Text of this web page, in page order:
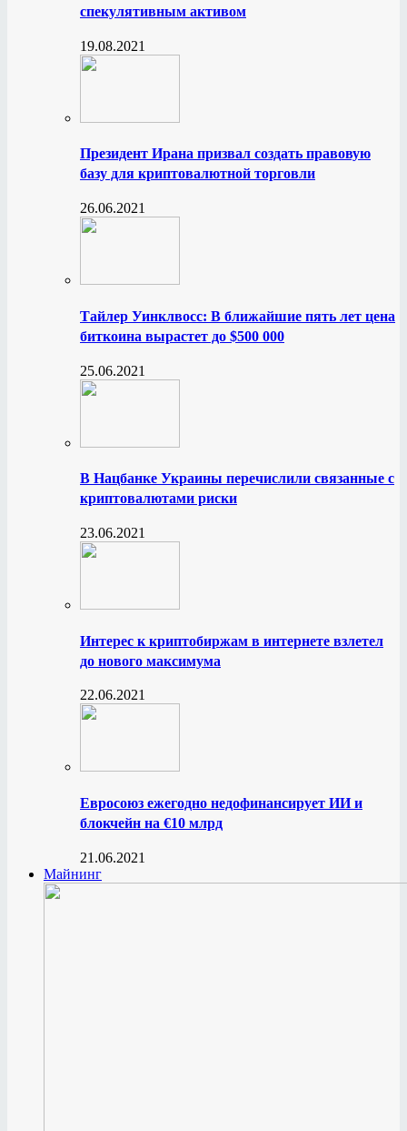
спекулятивным активом
19.08.2021
Президент Ирана призвал создать правовую
базу для криптовалютной торговли
26.06.2021
Тайлер Уинклвосс: В ближайшие пять лет цена
биткоина вырастет до $500 000
25.06.2021
В Нацбанке Украины перечислили связанные с
криптовалютами риски
23.06.2021
Интерес к криптобиржам в интернете взлетел
до нового максимума
22.06.2021
Евросоюз ежегодно недофинансирует ИИ и
блокчейн на €10 млрд
21.06.2021
Майнинг